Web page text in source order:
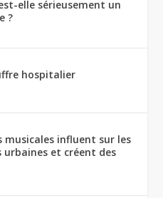
elle sérieusement un
?
hospitalier
musicales influent sur les
et créent des